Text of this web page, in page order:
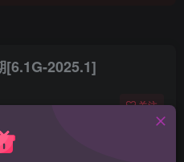
[6.1G-2025.1]
关注